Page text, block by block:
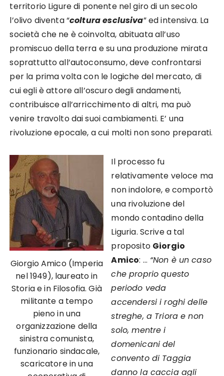
territorio Ligure di ponente nel giro di un secolo
l’olivo diventa “coltura esclusiva” ed intensiva. La
società che ne è coinvolta, abituata all’uso
promiscuo della terra e su una produzione mirata
soprattutto all’autoconsumo, deve confrontarsi
per la prima volta con le logiche del mercato, di
cui egli è attore all’oscuro degli andamenti,
contribuisce all’arricchimento di altri, ma può
venire travolto dai suoi cambiamenti. E’ una
rivoluzione epocale, a cui molti non sono preparati.
Giorgio Amico (Imperia
nel 1949), laureato in
Storia e in Filosofia. Già
militante a tempo
pieno in una
organizzazione della
sinistra comunista,
funzionario sindacale,
scaricatore in una
Il processo fu
relativamente veloce ma
non indolore, e comportò
una rivoluzione del
mondo contadino della
Liguria. Scrive a tal
proposito Giorgio
Amico: … “Non è un caso
che proprio questo
periodo veda
accendersi i roghi delle
streghe, a Triora e non
solo, mentre i
domenicani del
convento di Taggia
danno la caccia agli